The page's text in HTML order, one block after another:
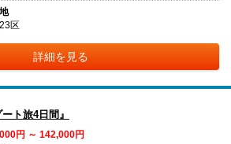
区
詳細を見る
ト旅4日間』
円 ～ 142,000円